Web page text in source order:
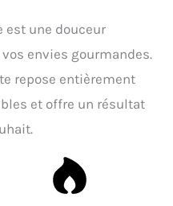
est une douceur
envies gourmandes.
repose entièrement
et offre un résultat